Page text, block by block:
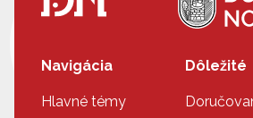
Navigácia
Hlavné témy
Dôležité